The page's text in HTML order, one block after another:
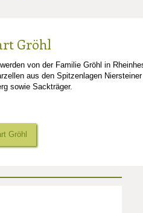
Gröhl
von der Familie Gröhl in
aus den Spitzenlagen
sowie Sackträger.
Gröhl